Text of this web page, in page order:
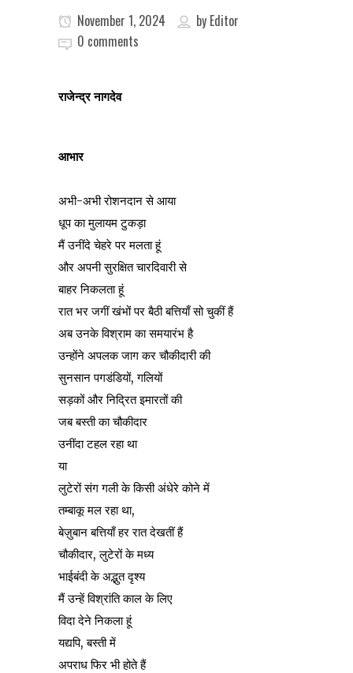
November 1, 2024 by Editor
0 comments
राजेन्द्र नागदेव
आभार
अभी-अभी रोशनदान से आया
धूप का मुलायम टुकड़ा
मैं उनींदे चेहरे पर मलता हूं
और अपनी सुरक्षित चारदिवारी से
बाहर निकलता हूं
रात भर जगीं खंभों पर बैठी बत्तियाँ सो चुकीं हैं
अब उनके विश्राम का समयारंभ है
उन्होंने अपलक जाग कर चौकीदारी की
सुनसान पगडंडियों, गलियों
सड़कों और निद्रित इमारतों की
जब बस्ती का चौकीदार
उनींदा टहल रहा था
या
लुटेरों संग गली के किसी अंधेरे कोने में
तम्बाकू मल रहा था,
बेज़ुबान बत्तियाँ हर रात देखतीं हैं
चौकीदार, लुटेरों के मध्य
भाईबंदी के अद्भुत दृश्य
मैं उन्हें विश्रांति काल के लिए
विदा देने निकला हूं
यद्यपि, बस्ती में
अपराध फिर भी होते हैं